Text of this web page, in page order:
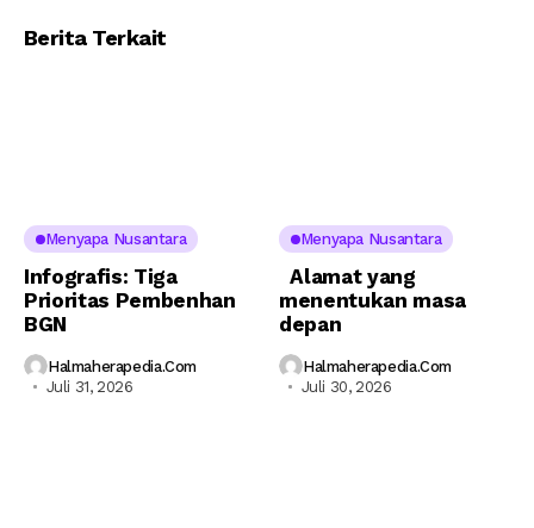
Berita Terkait
Menyapa Nusantara
Infografis: Tiga
Prioritas Pembenhan
BGN
Halmaherapedia.com
Juli 31, 2026
Menyapa Nusantara
Alamat yang
menentukan masa
depan
Halmaherapedia.com
Juli 30, 2026